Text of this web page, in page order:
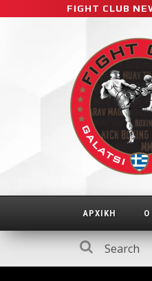
FIGHT CLUB
στο μεγαλύτερο και πιο
ΑΡΧΙΚΗ Ο